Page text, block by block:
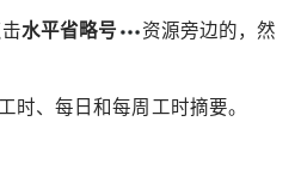
水平省略号
资源旁边的，然
时、每日和每周工时摘要。